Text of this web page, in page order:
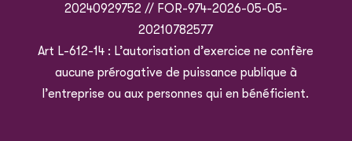
20240929752 // FOR-974-2026-05-05-
20210782577
Art L-612-14 : L’autorisation d’exercice ne confère
aucune prérogative de puissance publique à
l’entreprise ou aux personnes qui en bénéficient.